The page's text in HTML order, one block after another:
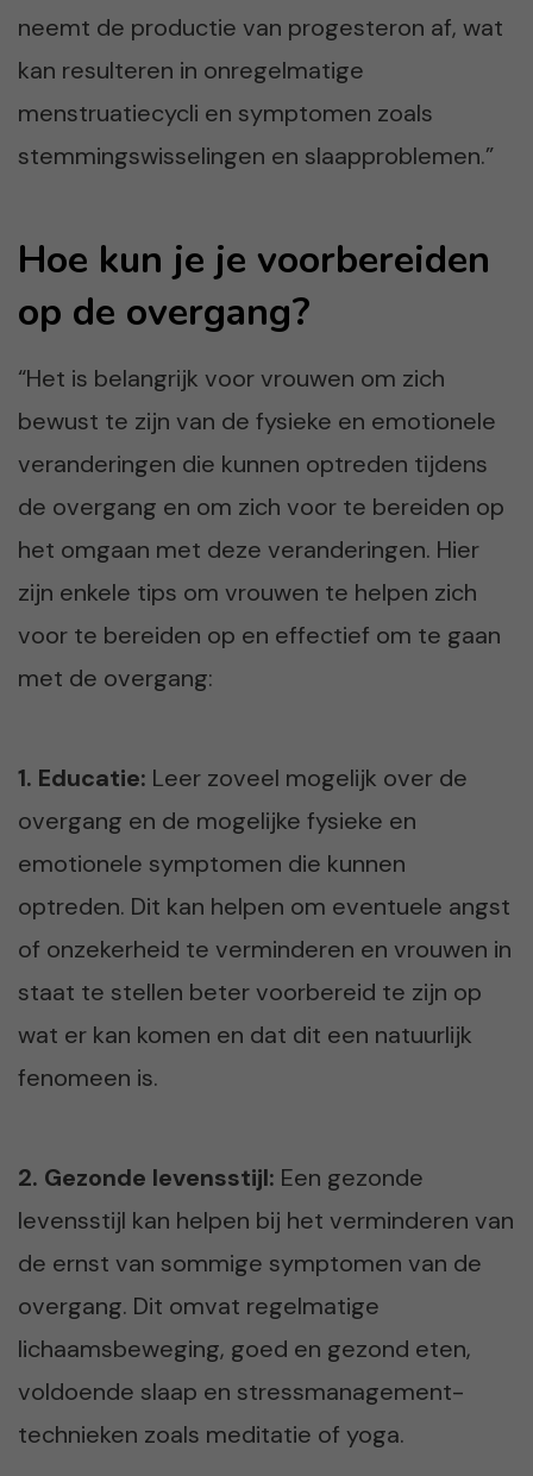
neemt de productie van progesteron af, wat
kan resulteren in onregelmatige
menstruatiecycli en symptomen zoals
stemmingswisselingen en slaapproblemen.”
Hoe kun je je voorbereiden
op de overgang?
“Het is belangrijk voor vrouwen om zich
bewust te zijn van de fysieke en emotionele
veranderingen die kunnen optreden tijdens
de overgang en om zich voor te bereiden op
het omgaan met deze veranderingen. Hier
zijn enkele tips om vrouwen te helpen zich
voor te bereiden op en effectief om te gaan
met de overgang:
1. Educatie: Leer zoveel mogelijk over de
overgang en de mogelijke fysieke en
emotionele symptomen die kunnen
optreden. Dit kan helpen om eventuele angst
of onzekerheid te verminderen en vrouwen in
staat te stellen beter voorbereid te zijn op
wat er kan komen en dat dit een natuurlijk
fenomeen is.
2. Gezonde levensstijl: Een gezonde
levensstijl kan helpen bij het verminderen van
de ernst van sommige symptomen van de
overgang. Dit omvat regelmatige
lichaamsbeweging, goed en gezond eten,
voldoende slaap en stressmanagement-
technieken zoals meditatie of yoga.